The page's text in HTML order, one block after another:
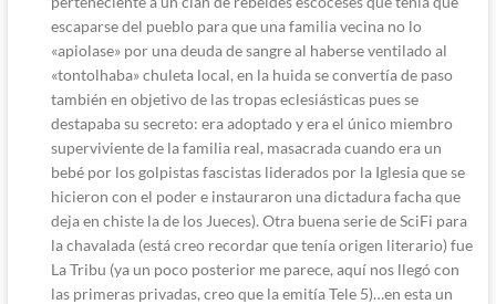
escaparse del pueblo para que una familia vecina no lo
«apiolase» por una deuda de sangre al haberse ventilado al
«tontolhaba» chuleta local, en la huida se convertía de paso
también en objetivo de las tropas eclesiásticas pues se
destapaba su secreto: era adoptado y era el único miembro
superviviente de la familia real, masacrada cuando era un
bebé por los golpistas fascistas liderados por la Iglesia que se
hicieron con el poder e instauraron una dictadura facha que
deja en chiste la de los Jueces). Otra buena serie de SciFi para
la chavalada (está creo recordar que tenía origen literario) fue
La Tribu (ya un poco posterior me parece, aquí nos llegó con
las primeras privadas, creo que la emitía Tele 5)…en esta un